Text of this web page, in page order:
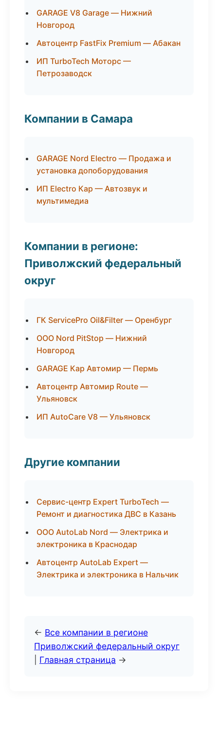
GARAGE V8 Garage — Нижний
Новгород
Автоцентр FastFix Premium — Абакан
ИП TurboTech Моторс —
Петрозаводск
Компании в Самара
GARAGE Nord Electro — Продажа и
установка допоборудования
ИП Electro Кар — Автозвук и
мультимедиа
Компании в регионе:
Приволжский федеральный
округ
ГК ServicePro Oil&Filter — Оренбург
ООО Nord PitStop — Нижний
Новгород
GARAGE Кар Автомир — Пермь
Автоцентр Автомир Route —
Ульяновск
ИП AutoCare V8 — Ульяновск
Другие компании
Сервис-центр Expert TurboTech —
Ремонт и диагностика ДВС в Казань
ООО AutoLab Nord — Электрика и
электроника в Краснодар
Автоцентр AutoLab Expert —
Электрика и электроника в Нальчик
← Все компании в регионе
Приволжский федеральный округ
Главная страница →